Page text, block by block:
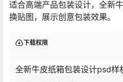
适合高端产品包装设计，全新
换贴图，展示创意包装效果。
下载权限
全新牛皮纸箱包装设计psd样